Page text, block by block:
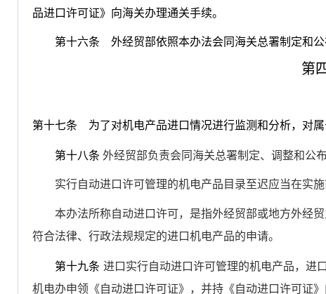
品进口许可证》向海关办理通关手续。
第十六条 外经贸部依照本办法会同海关总署制定和公
第
第十七条 为了对机电产品进口情况进行监测和分析，对
第十八条 外经贸部负责会同海关总署制定、调整和公
实行自动进口许可管理的机电产品目录至迟应当在实
本办法所称自动进口许可，是指外经贸部或地方外经
符合法律、行政法规规定的进口机电产品的申请。
第十九条 进口实行自动进口许可管理的机电产品，进
机电办申领《自动进口许可证》，并持《自动进口许可证》